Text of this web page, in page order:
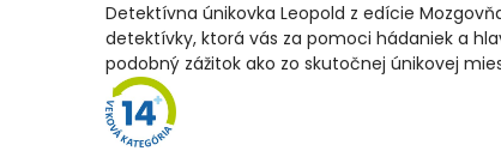
Detektívna únikovka Leopold z edície
detektívky, ktorá vás za pomoci hádaniek a
podobný zážitok ako zo skutočnej únikovej